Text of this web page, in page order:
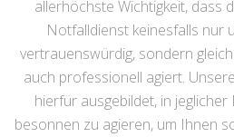
allerhöchste Wichtigkeit, dass
Notfalldienst keinesfalls nur
vertrauenswürdig, sondern
auch professionell agiert.
hierfür ausgebildet, in
besonnen zu agieren, um Ihnen